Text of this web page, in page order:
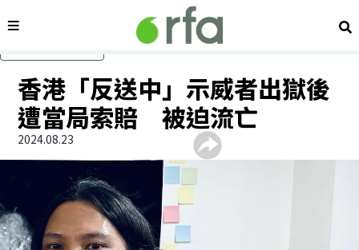
內容分類 搜
香港「反送中」示威者出獄後
遭當局索賠 被迫流亡
2024.08.23